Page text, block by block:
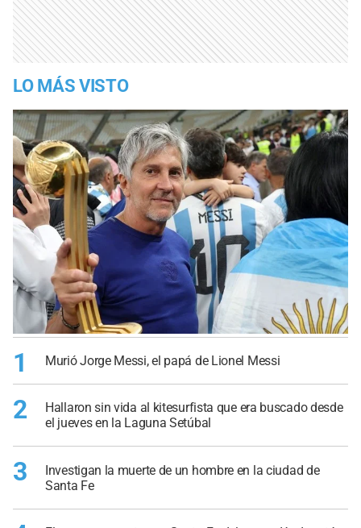
LO MÁS VISTO
1 Murió Jorge Messi, el papá de Lionel Messi
2
Hallaron sin vida al kitesurfista que era buscado desde
el jueves en la Laguna Setúbal
3
Investigan la muerte de un hombre en la ciudad de
Santa Fe